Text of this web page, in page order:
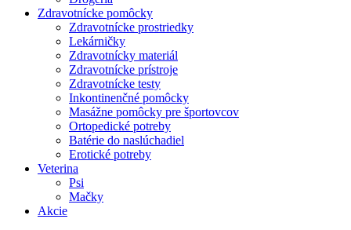
Zdravotnícke pomôcky
Zdravotnícke prostriedky
Lekárničky
Zdravotnícky materiál
Zdravotnícke prístroje
Zdravotnícke testy
Inkontinenčné pomôcky
Masážne pomôcky pre športovcov
Ortopedické potreby
Batérie do naslúchadiel
Erotické potreby
Veterina
Psi
Mačky
Akcie